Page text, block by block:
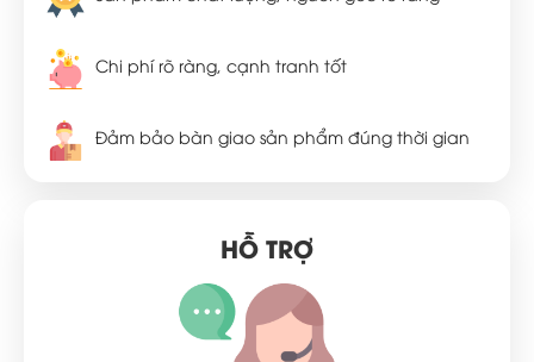
Chi phí rõ ràng, cạnh tranh tốt
Đảm bảo bàn giao sản phẩm đúng thời gian
HỖ TRỢ